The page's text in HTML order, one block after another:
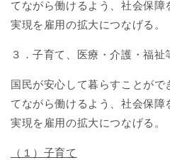
てながら働けるよう、社会保
実現を雇用の拡大につなげる。
３．子育て、医療・介護・福
国民が安心して暮らすことが
てながら働けるよう、社会保
実現を雇用の拡大につなげる。
（１）子育て